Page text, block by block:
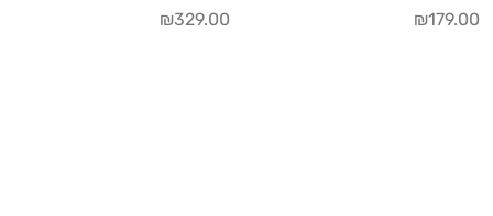
₪179.00
₪329.00